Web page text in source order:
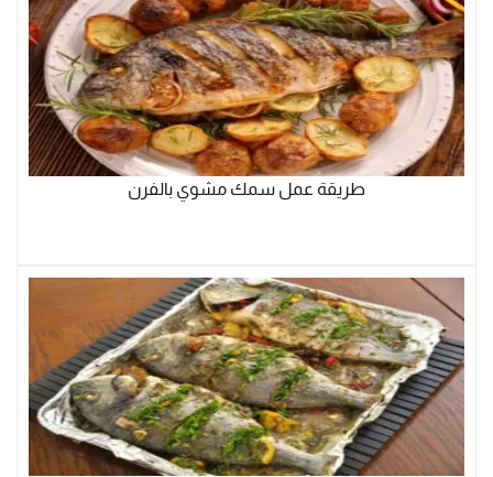
طريقة عمل سمك مشوي بالفرن